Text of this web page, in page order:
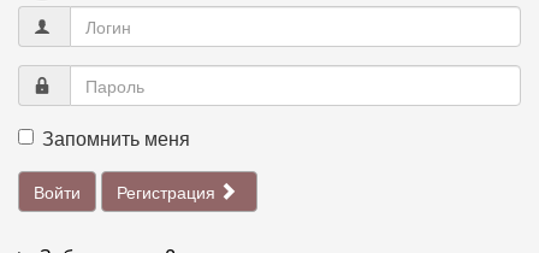
Запомнить меня
Войти Регистрация